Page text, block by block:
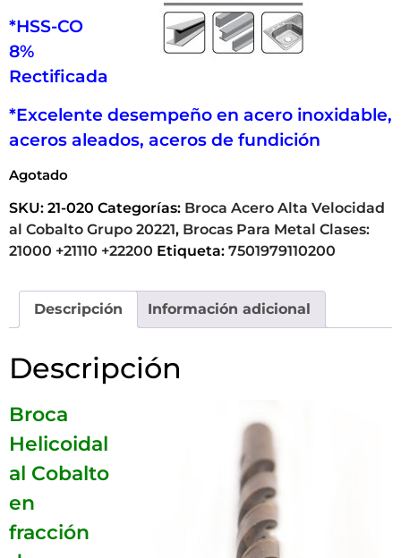
*HSS-CO
8%
Rectificada
*Excelente desempeño en acero inoxidable,
aceros aleados, aceros de fundición
Agotado
SKU: 21-020 Categorías: Broca Acero Alta Velocidad
al Cobalto Grupo 20221, Brocas Para Metal Clases:
21000 +21110 +22200 Etiqueta: 7501979110200
Descripción Información adicional
Descripción
Broca
Helicoidal
al Cobalto
en
fracción